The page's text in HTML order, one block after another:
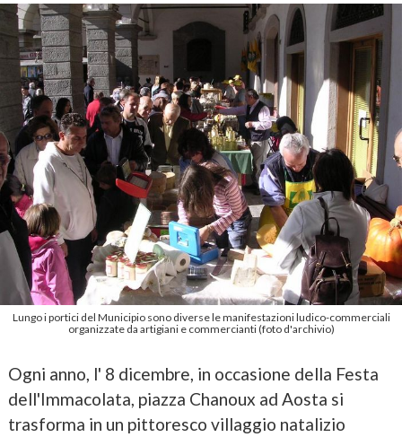
Lungo i portici del Municipio sono diverse le manifestazioni ludico-commerciali
organizzate da artigiani e commercianti (foto d'archivio)
Ogni anno, l' 8 dicembre, in occasione della Festa
dell'Immacolata, piazza Chanoux ad Aosta si
trasforma in un pittoresco villaggio natalizio